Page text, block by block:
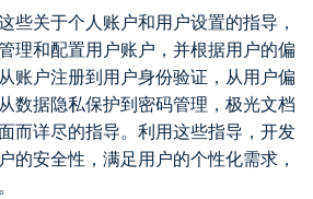
些关于个人账户和用户设置的指导，
理和配置用户账户，并根据用户的偏
账户注册到用户身份验证，从用户偏
数据隐私保护到密码管理，极光文档
而详尽的指导。利用这些指导，开发
的安全性，满足用户的个性化需求，